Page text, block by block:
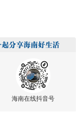
海南在线抖音号